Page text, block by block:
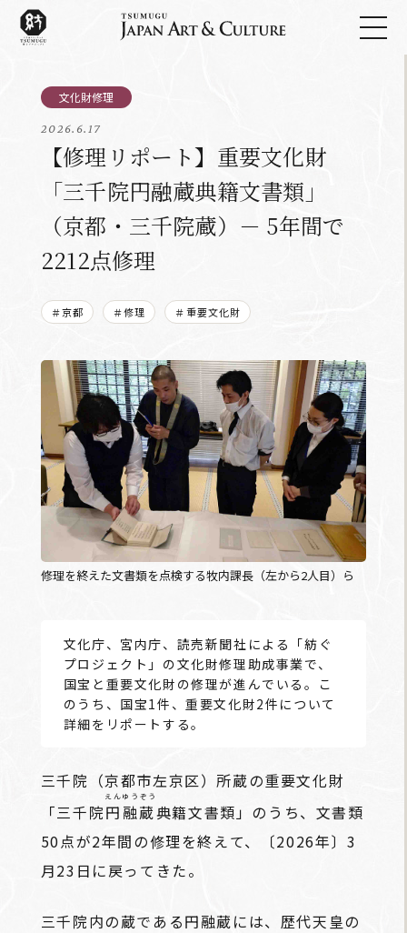
2026.6.17
【修理リポート】重要文化財
「三千院円融蔵典籍文書類」
（京都・三千院蔵）－ 5年間で
2212点修理
＃京都 ＃修理 ＃重要文化財
修理を終えた文書類を点検する牧内課長（左から2人目）ら
文化庁、宮内庁、読売新聞社による「紡ぐ
プロジェクト」の文化財修理助成事業で、
国宝と重要文化財の修理が進んでいる。こ
のうち、国宝1件、重要文化財2件について
詳細をリポートする。
三千院（京都市左京区）所蔵の重要文化財
「三千院円融蔵
えんゆうぞう
典籍文書類」のうち、文書類
50点が2年間の修理を終えて、〔2026年〕3
月23日に戻ってきた。
三千院内の蔵である円融蔵には、歴代天皇の